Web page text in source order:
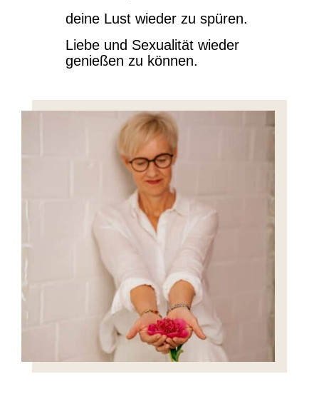
deine Lust wieder zu spüren.
Liebe und Sexualität wieder
genießen zu können.